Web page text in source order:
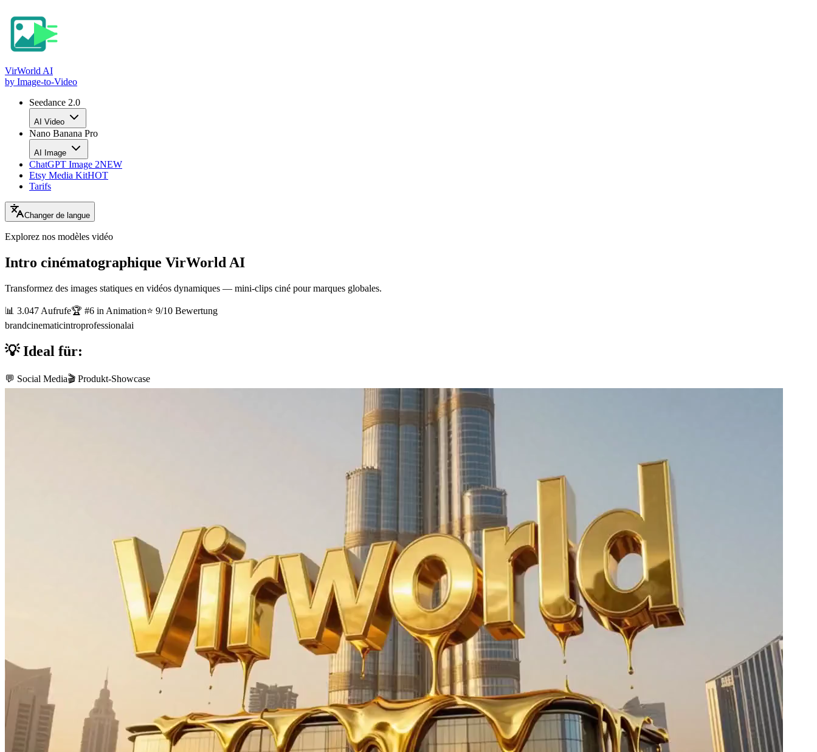
VirWorld AI
by Image-to-Video
Seedance 2.0
AI Video
Nano Banana Pro
AI Image
ChatGPT Image 2NEW
Etsy Media KitHOT
Tarifs
Changer de langue
Explorez nos modèles vidéo
Intro cinématographique VirWorld AI
Transformez des images statiques en vidéos dynamiques — mini-clips ciné pour marques globales.
📊 3.047 Aufrufe🏆 #6 in Animation⭐ 9/10 Bewertung
brandcinematicintroprofessionalai
💡 Ideal für:
💬 Social Media🎬 Produkt-Showcase